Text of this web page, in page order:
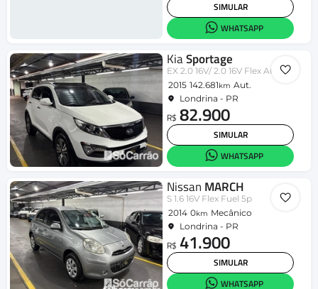
SIMULAR
WHATSAPP
KiaSportage
EX 2.0 16V/ 2.0 16V Flex Aut.
2015 142.681km Aut.
Londrina - PR
R$ 82.900
SIMULAR
WHATSAPP
Nissan MARCH
S 1.6 16V Flex Fuel 5p
2014 0km Mecânico
Londrina - PR
R$ 41.900
SIMULAR
WHATSAPP